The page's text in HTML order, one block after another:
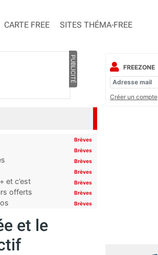
CARTE FREE SITES THÉMA-FREE
PUBLICITÉ
Brèves
Brèves
Brèves
Brèves
et c’est
Brèves
offerts Brèves
Brèves
et le
FREEZONE
Créer un compte